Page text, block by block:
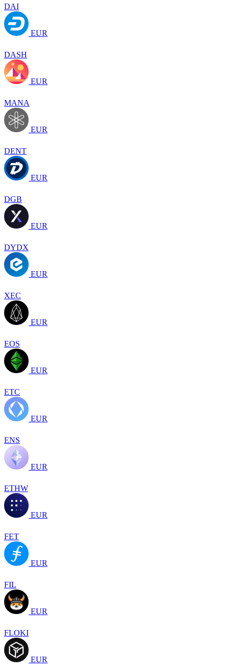
DAI
EUR
DASH
EUR
MANA
EUR
DENT
EUR
DGB
EUR
DYDX
EUR
XEC
EUR
EOS
EUR
ETC
EUR
ENS
EUR
ETHW
EUR
FET
EUR
FIL
EUR
FLOKI
EUR